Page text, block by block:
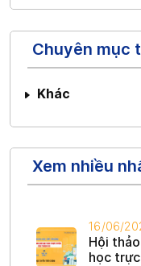
Chuyên mục
Khác
Xem nhiều
16/06/
Hội
học